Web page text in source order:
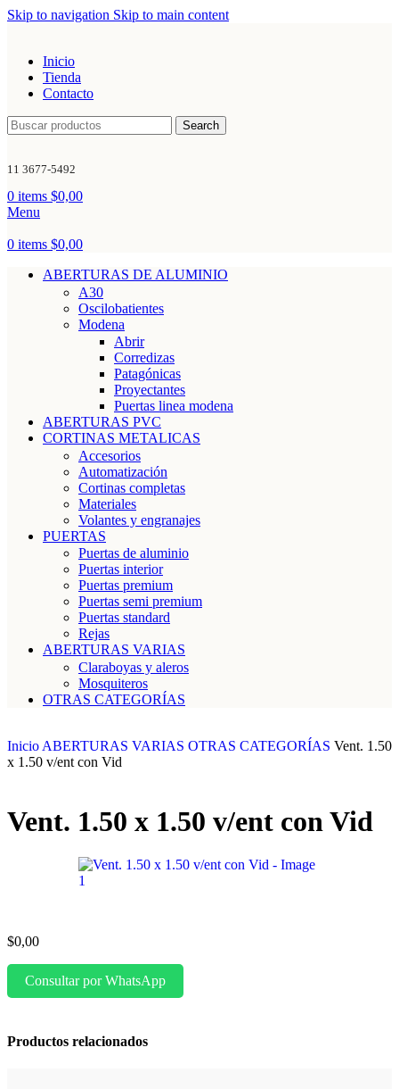
Skip to navigation Skip to main content
Inicio
Tienda
Contacto
Search
11 3677-5492
0 items $0,00
Menu
0 items $0,00
ABERTURAS DE ALUMINIO
A30
Oscilobatientes
Modena
Abrir
Corredizas
Patagónicas
Proyectantes
Puertas linea modena
ABERTURAS PVC
CORTINAS METALICAS
Accesorios
Automatización
Cortinas completas
Materiales
Volantes y engranajes
PUERTAS
Puertas de aluminio
Puertas interior
Puertas premium
Puertas semi premium
Puertas standard
Rejas
ABERTURAS VARIAS
Claraboyas y aleros
Mosquiteros
OTRAS CATEGORÍAS
Inicio ABERTURAS VARIAS OTRAS CATEGORÍAS Vent. 1.50
x 1.50 v/ent con Vid
Vent. 1.50 x 1.50 v/ent con Vid
$0,00
Consultar por WhatsApp
Productos relacionados